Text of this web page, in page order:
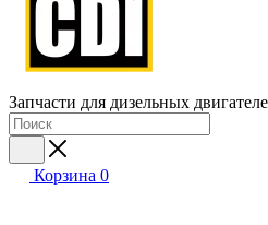
Запчасти для дизельных
Корзина 0